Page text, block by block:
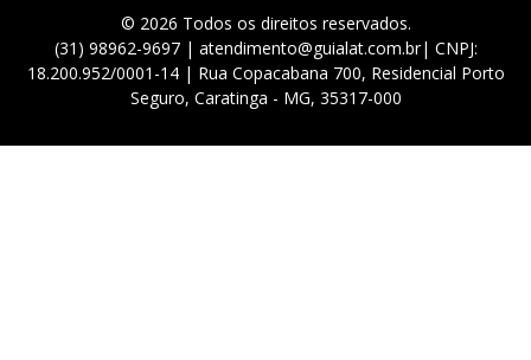
© 2026 Todos os direitos reservados.
(31) 98962-9697 | atendimento@guialat.com.br| CNPJ:
18.200.952/0001-14 | Rua Copacabana 700, Residencial Porto
Seguro, Caratinga - MG, 35317-000